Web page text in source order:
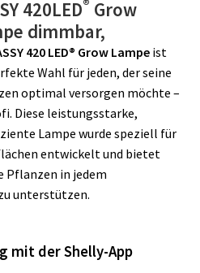
420LED® Grow
dimmbar,
420 LED® Grow Lampe ist
Wahl für jeden, der seine
optimal versorgen möchte –
Diese leistungsstarke,
Lampe wurde speziell für
entwickelt und bietet
Pflanzen in jedem
unterstützen.
mit der Shelly-App